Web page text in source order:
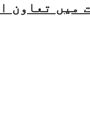
تعاون